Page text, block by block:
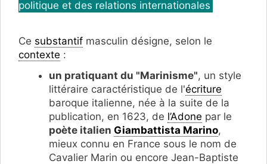
politique et des relations internationales
Ce substantif masculin désigne, selon le
contexte :
un pratiquant du "Marinisme", un style
littéraire caractéristique de l'écriture
baroque italienne, née à la suite de la
publication, en 1623, de l’Adone par le
poète italien Giambattista Marino,
mieux connu en France sous le nom de
Cavalier Marin ou encore Jean-Baptiste